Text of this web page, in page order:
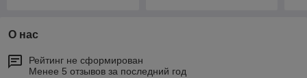
О нас
Рейтинг не сформирован
Менее 5 отзывов за последний год